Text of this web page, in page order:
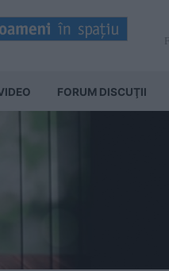
FORUM DISCUŢII